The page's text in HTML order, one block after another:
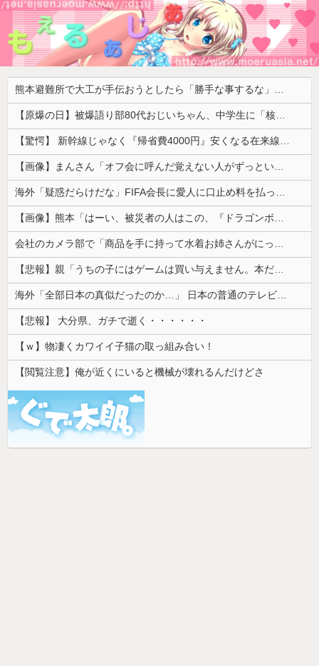
熊本避難所で大工が手伝おうとしたら「勝手な事するな」と行政側に止められた！との証言、内容があまりに胡散臭すぎた結果……
【原爆の日】被爆語り部80代おじいちゃん、中学生に「核を持たないで日本を守れますか？」「日本も原爆を持たないと負ける！」と言われ絶句 ………
【驚愕】 新幹線じゃなく『帰省費4000円』安くなる在来線で帰省した結果ｗｗｗｗｗ
【画像】まんさん「オフ会に呼んだ覚えない人がずっといたので晒すわ」（パシャ）
海外「疑惑だらけだな」FIFA会長に愛人に口止め料を払っていた疑惑（海外の反応）
【画像】熊本「はーい、被災者の人はこの、『ドラゴンボールの家』みたいな奴の中で過ごしてねー」
会社のカメラ部で「商品を手に持って水着お姉さんがにっこり」を撮影、だがお姉さんは素人アルバイトで親バレした結果……
【悲報】親「うちの子にはゲームは買い与えません。本だけで十分」→結果ｗｗｗ
海外「全部日本の真似だったのか…」 日本の普通のテレビ番組が最新SNSの数十年先を行っていたと話題に
【悲報】 大分県、ガチで逝く・・・・・・
【ｗ】物凄くカワイイ子猫の取っ組み合い！
【閲覧注意】俺が近くにいると機械が壊れるんだけどさ